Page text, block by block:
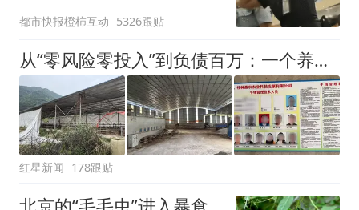
拒绝登机决定由航司作
出；亲历者：曾承诺免费
改签但没兑现
都市快报橙柿互动 5326跟贴
从“零风险零投入”到负债百万：一个养牛项目崩盘后，谁该为农户的贷款买单丨红星调查
红星新闻 178跟贴
北京的“毛毛虫”进入暴食